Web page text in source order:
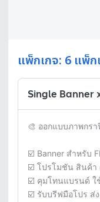
แพ็กเกจ: 6 แพ็ก
Single Banner
🎨 ออกแบบภาพกร
☑️ Banner สำหรับ
☑️ โปรโมชัน สินค้า
☑️ คุมโทนแบรนด์ ใ
☑️ รับบรีฟมือโปร ส่